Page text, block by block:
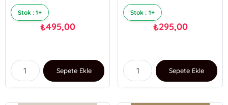
Stok : 1+
₺495,00
Sepete Ekle
Stok : 1+
₺295,00
Sepete Ekle